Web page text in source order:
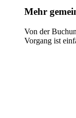
Mehr
Von der
Vorgang ist